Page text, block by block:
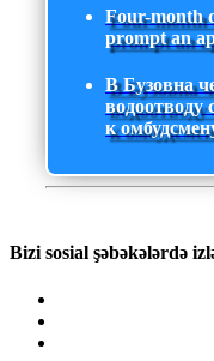
Four-month
prompt an
В Бузовна
водоотводу
к
Bizi sosial şəbəkələrdə